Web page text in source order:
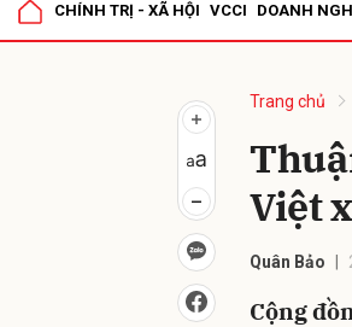
CHÍNH TRỊ - XÃ HỘI VCCI DOANH
Trang chủ
Việt
Quân Bảo
Cộng